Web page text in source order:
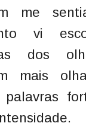
me
vi
dos
mais
palavras